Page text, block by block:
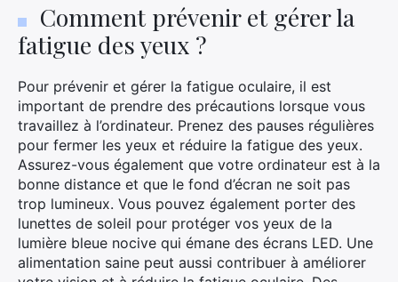
Comment prévenir et gérer la
fatigue des yeux ?
Pour prévenir et gérer la fatigue oculaire, il est
important de prendre des précautions lorsque vous
travaillez à l’ordinateur. Prenez des pauses régulières
pour fermer les yeux et réduire la fatigue des yeux.
Assurez-vous également que votre ordinateur est à la
bonne distance et que le fond d’écran ne soit pas
trop lumineux. Vous pouvez également porter des
lunettes de soleil pour protéger vos yeux de la
lumière bleue nocive qui émane des écrans LED. Une
alimentation saine peut aussi contribuer à améliorer
Rechercher